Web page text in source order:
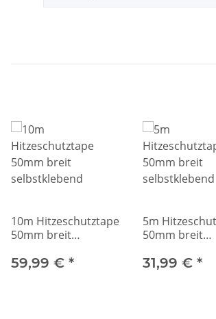
10m Hitzeschutztape
50mm breit
59,99 € *
5m
50mm breit
31,99 € *